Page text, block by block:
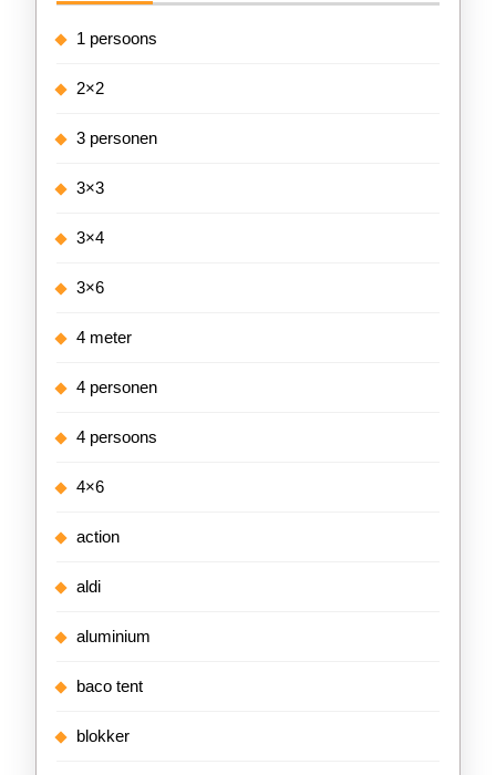
1 persoons
2×2
3 personen
3×3
3×4
3×6
4 meter
4 personen
4 persoons
4×6
action
aldi
aluminium
baco tent
blokker